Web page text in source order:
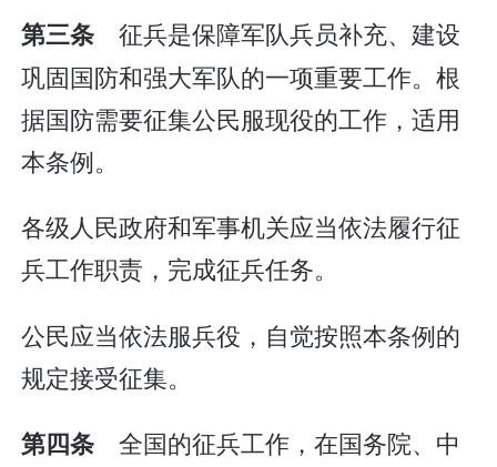
第三条 征兵是保障军队兵员补充、建设
巩固国防和强大军队的一项重要工作。根
据国防需要征集公民服现役的工作，适用
本条例。
各级人民政府和军事机关应当依法履行征
兵工作职责，完成征兵任务。
公民应当依法服兵役，自觉按照本条例的
规定接受征集。
第四条 全国的征兵工作，在国务院、中